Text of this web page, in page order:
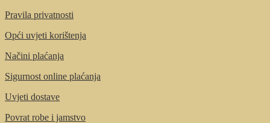
Pravila privatnosti
Opći uvjeti korištenja
Načini plaćanja
Sigurnost online plaćanja
Uvjeti dostave
Povrat robe i jamstvo